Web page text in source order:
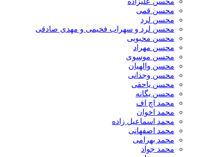
محسن قمی
محسن لرد
محسن لرد و سهراب فخیمی و مهدی صادقی
محسن محبوبی
محسن مهراد
محسن موسوی
محسن والهیان
محسن وجدانی
محسن یاحقی
محسن یگانه
محمد اچ اف
محمد اخوان
محمد اسماعیل زاده
محمد اصفهانی
محمد بهرامی
محمد جواد